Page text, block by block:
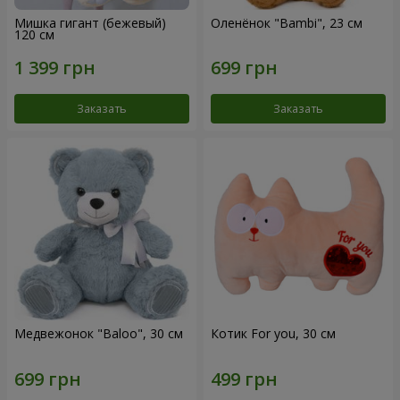
Мишка гигант (бежевый)
120 см
Заказать
Оленёнок "Bambi", 23 см
Заказать
Медвежонок "Baloo", 30 см Котик For you, 30 см